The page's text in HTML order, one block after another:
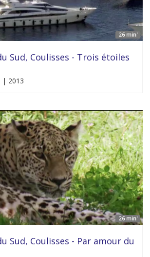
26 min'
Sud, Coulisses - Trois étoiles
2013
26 min'
Sud, Coulisses - Par amour du